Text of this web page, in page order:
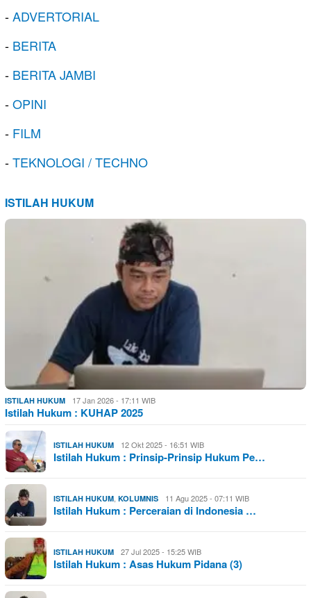
-ADVERTORIAL
- BERITA
- BERITA JAMBI
-OPINI
- FILM
-TEKNOLOGI / TECHNO
ISTILAH HUKUM
ISTILAH HUKUM 17 Jan 2026 - 17:11 WIB
Istilah Hukum : KUHAP 2025
ISTILAH HUKUM 12 Okt 2025 - 16:51 WIB
Istilah Hukum : Prinsip-Prinsip Hukum Pe…
ISTILAH HUKUM KOLUMNIS 11 Agu 2025 - 07:11 WIB
Istilah Hukum : Perceraian di Indonesia …
ISTILAH HUKUM 27 Jul 2025 - 15:25 WIB
Istilah Hukum : Asas Hukum Pidana (3)